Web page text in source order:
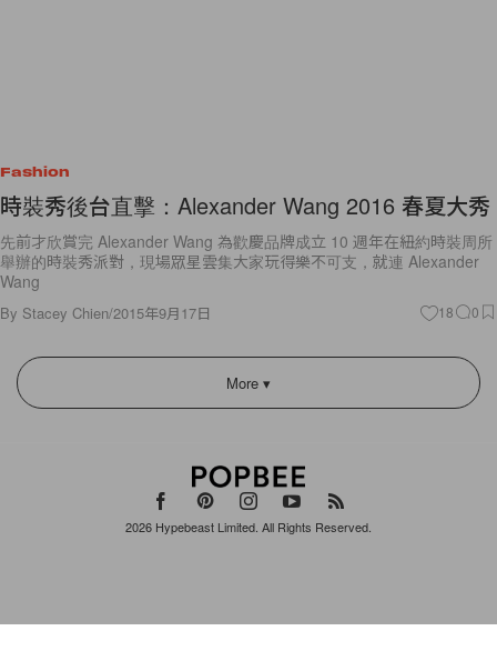
Fashion
時裝秀後台直擊：Alexander Wang 2016 春夏大秀
先前才欣賞完 Alexander Wang 為歡慶品牌成立 10 週年在紐約時裝周所
舉辦的時裝秀派對，現場眾星雲集大家玩得樂不可支，就連 Alexander
Wang
By Stacey Chien/2015年9月17日 18 0
More ▾
2026 Hypebeast Limited. All Rights Reserved.